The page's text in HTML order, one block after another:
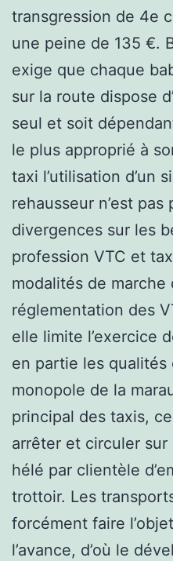
transgression de 4e
une peine de 135 €.
exige que chaque
sur la route dispose
seul et soit
le plus approprié à
taxi l’utilisation d’un
rehausseur n’est
divergences sur les
profession VTC et
modalités de marche
réglementation des
elle limite l’exercice
en partie les qualités
monopole de la
principal des taxis,
arrêter et circuler sur
hélé par clientèle
trottoir. Les
forcément faire
l’avance, d’où le